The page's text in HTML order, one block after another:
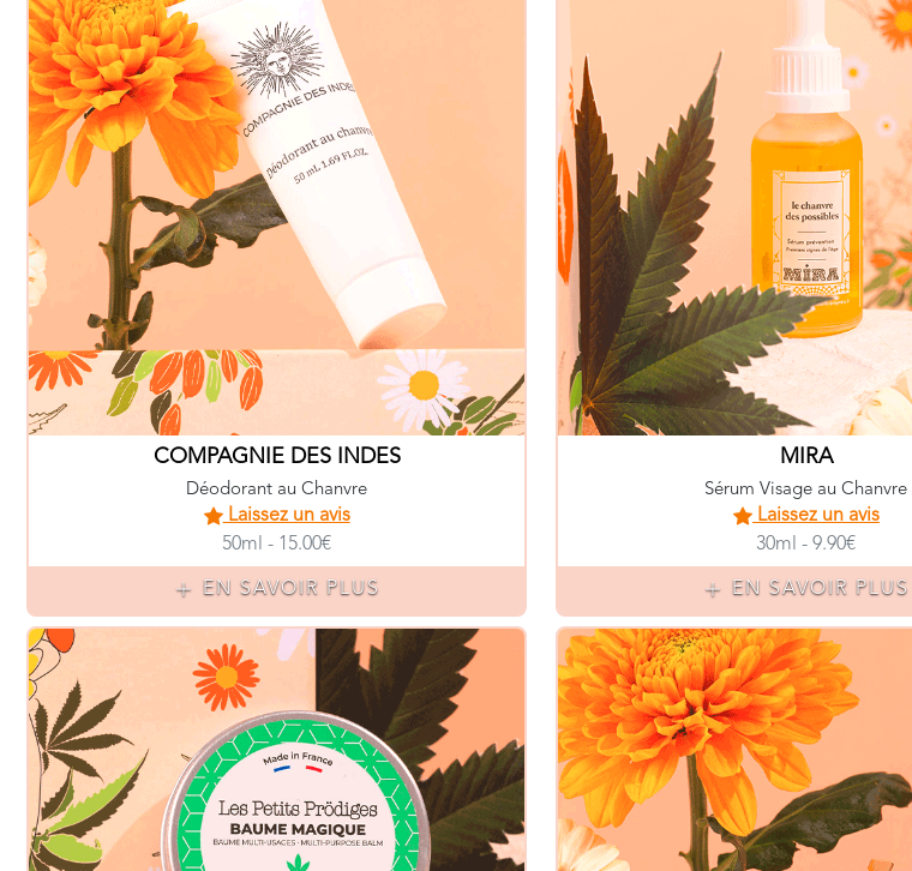
COMPAGNIE DES INDES
Déodorant au Chanvre
Laissez un avis
50ml - 15.00€
EN SAVOIR PLUS
MIRA
Sérum Visage au Chanvre
Laissez un avis
30ml - 9.90€
EN SAVOIR PLUS